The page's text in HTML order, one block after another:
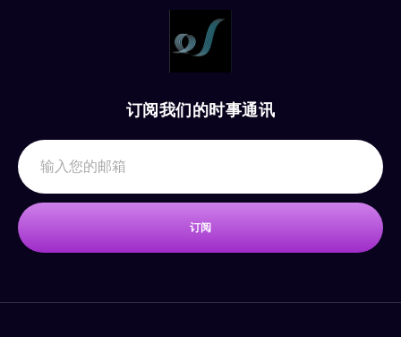
订阅我们的时事通讯
订阅